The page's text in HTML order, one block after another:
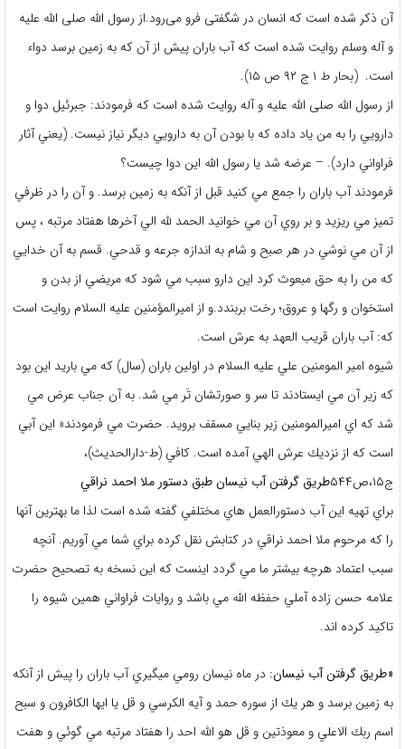
آن ذکر شده است که انسان در شگفتى فرو مى‌رود.از رسول الله صلى الله عليه
و آله وسلم روايت شده است كه آب باران پيش از آن كه به زمين برسد دواء
است. (بحار ط ۱ ج ۹۲ ص ۱۵).
از رسول الله صلى الله عليه و آله روايت شده است كه فرمودند: جبرئيل دوا و
دارويي را به من ياد داده كه با بودن آن به دارويي ديگر نياز نيست. (يعني آثار
فراواني دارد). – عرضه شد يا رسول الله اين دوا چيست؟
فرمودند آب باران را جمع مي كنيد قبل از آنكه به زمين برسد. و آن را در ظرفي
تميز مي ريزيد و بر روي آن مي خوانيد الحمد لله الي آخرها هفتاد مرتبه ، پس
از آن مي نوشي در هر صبح و شام به اندازه جرعه و قدحي. قسم به آن خدايي
كه من را به حق مبعوث كرد اين دارو سبب مي شود كه مريضي از بدن و
استخوان و رگها و عروق؛ رخت بربندد.و از اميرالمؤمنين عليه السلام روايت است
كه: آب باران قريب العهد به عرش است.
شيوه امير المومنين علي عليه السلام در اولين باران (سال) كه مي باريد اين بود
كه زير آن مي ايستادند تا سر و صورتشان تَر مي شد. به آن جناب عرض مي
شد كه اي اميرالمومنين زير بنايي مسقف برويد. حضرت مي فرمودند« اين آبي
است كه از نزديك عرش الهي آمده است. كافي (ط-دارالحديث)،
ج۱۵،ص۵۴۴
طريق گرفتن آب نيسان طبق دستور ملا احمد نراقي
براي تهيه اين آب دستورالعمل هاي مختلفي گفته شده است لذا ما بهترين آنها
را كه مرحوم ملا احمد نراقي در كتابش نقل كرده براي شما مي آوريم. آنچه
سبب اعتماد هرچه بيشتر ما مي گردد اينست كه اين نسخه به تصحيح حضرت
علامه حسن زاده آملي حفظه الله مي باشد و روايات فراواني همين شيوه را
تاكيد كرده اند.
«طريق گرفتن آب نيسان: در ماه نيسان رومي ميگيري آب باران را پيش از آنكه
به زمين برسد و هر يك از سوره حمد و آيه الكرسي و قل يا ايها الكافرون و سبح
اسم ربك الاعلي و معوذتين و قل هو الله احد را هفتاد مرتبه مي گوئي و هفت